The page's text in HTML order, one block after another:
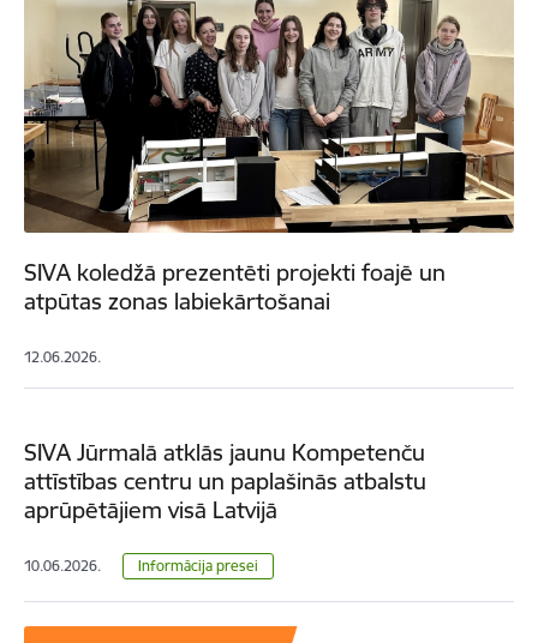
SIVA koledžā prezentēti projekti foajē un
atpūtas zonas labiekārtošanai
12.06.2026.
SIVA Jūrmalā atklās jaunu Kompetenču
attīstības centru un paplašinās atbalstu
aprūpētājiem visā Latvijā
10.06.2026. Informācija presei